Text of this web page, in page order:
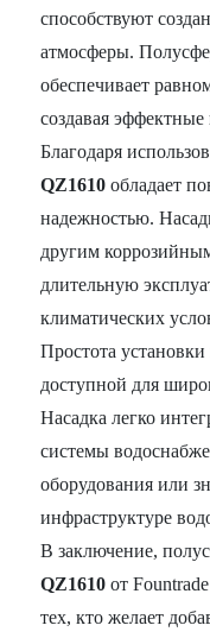
способствуют
атмосферы.
обеспечивает
создавая
Благодаря
QZ1610 обладает
надежностью.
другим
длительную
климатических
Простота
доступной для
Насадка легко
системы
оборудования или
инфраструктуре
В заключение,
QZ1610 от
тех, кто желает